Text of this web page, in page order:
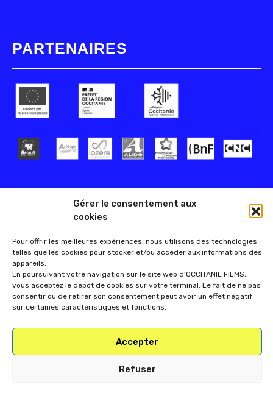
Gérer le consentement aux
cookies
Pour offrir les meilleures expériences, nous utilisons des technologies
telles que les cookies pour stocker et/ou accéder aux informations des
appareils.
En poursuivant votre navigation sur le site web d'OCCITANIE FILMS,
vous acceptez le dépôt de cookies sur votre terminal. Le fait de ne pas
consentir ou de retirer son consentement peut avoir un effet négatif
sur certaines caractéristiques et fonctions.
Accepter
Refuser
PARTENAIRES